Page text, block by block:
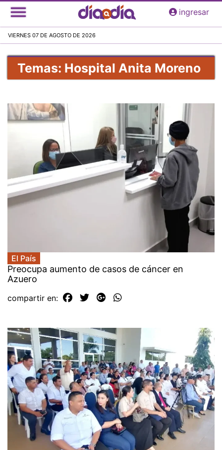
Pasar
al
principal
ingresar
VIERNES 07 DE AGOSTO DE 2026
Temas: Hospital Anita Moreno
El País
Preocupa aumento de casos de cáncer en
Azuero
compartir en: